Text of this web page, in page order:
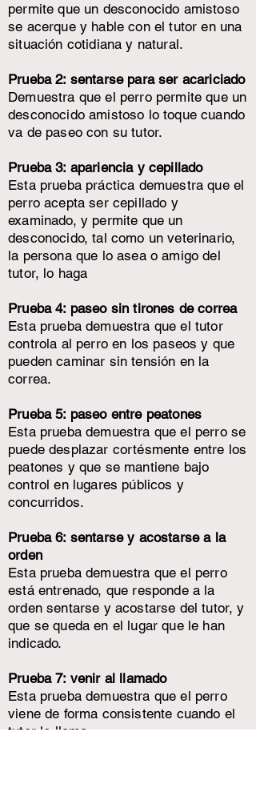
permite que un desconocido amistoso
se acerque y hable con el tutor en una
situación cotidiana y natural.
Prueba 2: sentarse para ser acariciado
Demuestra que el perro permite que un
desconocido amistoso lo toque cuando
va de paseo con su tutor.
Prueba 3: apariencia y cepillado
Esta prueba práctica demuestra que el
perro acepta ser cepillado y
examinado, y permite que un
desconocido, tal como un veterinario,
la persona que lo asea o amigo del
tutor, lo haga
Prueba 4: paseo sin tirones de correa
Esta prueba demuestra que el tutor
controla al perro en los paseos y que
pueden caminar sin tensión en la
correa.
Prueba 5: paseo entre peatones
Esta prueba demuestra que el perro se
puede desplazar cortésmente entre los
peatones y que se mantiene bajo
control en lugares públicos y
concurridos.
Prueba 6: sentarse y acostarse a la
orden
Esta prueba demuestra que el perro
está entrenado, que responde a la
orden sentarse y acostarse del tutor, y
que se queda en el lugar que le han
indicado.
Prueba 7: venir al llamado
Esta prueba demuestra que el perro
viene de forma consistente cuando el
tutor lo llama.